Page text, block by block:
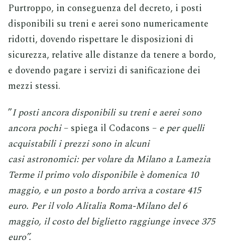
Purtroppo, in conseguenza del decreto, i posti
disponibili su treni e aerei sono numericamente
ridotti, dovendo rispettare le disposizioni di
sicurezza, relative alle distanze da tenere a bordo,
e dovendo pagare i servizi di sanificazione dei
mezzi stessi.
”I posti ancora disponibili su treni e aerei sono
ancora pochi– spiega il Codacons – e per quelli
acquistabili i prezzi sono in alcuni
casi astronomici: per volare da Milano a Lamezia
Terme il primo volo disponibile è domenica 10
maggio, e un posto a bordo arriva a costare 415
euro. Per il volo Alitalia Roma-Milano del 6
maggio, il costo del biglietto raggiunge invece 375
euro”.